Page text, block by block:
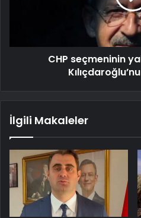
CHP seçmeninin
İlgili Makaleler